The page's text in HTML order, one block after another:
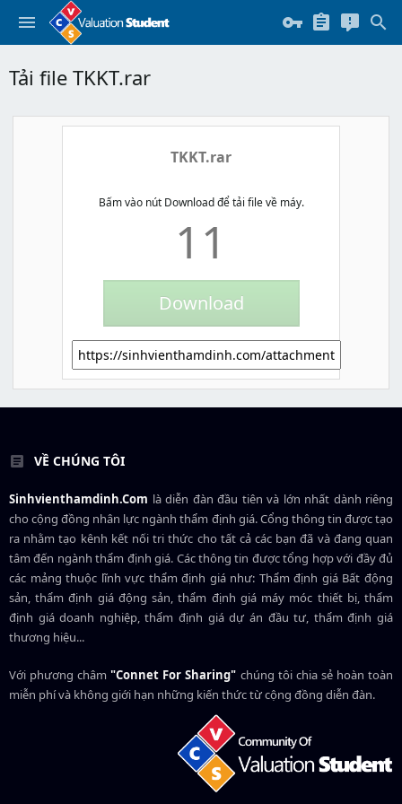
Tải file TKKT.rar
TKKT.rar
Bấm vào nút Download để tải file về máy.
11
VỀ CHÚNG TÔI
Sinhvienthamdinh.Com là diễn đàn đầu tiên và lớn nhất dành riêng
cho cộng đồng nhân lực ngànhthẩm định giá. Cổng thông tin được tạo
ra nhằm tạo kênh kết nối tri thức cho tất cả các bạn đã và đang quan
tâm đến ngành thẩm định giá. Các thông tin được tổng hợp với đầy đủ
các mảng thuộc lĩnh vực thẩm định giá như: Thẩm định giá Bất động
sản, thẩm định giá động sản, thẩm định giá máy móc thiết bị, thẩm
định giá doanh nghiệp, thẩm định giá dự án đầu tư, thẩm định giá
thương hiệu...
Với phương châm"Connet For Sharing" chúng tôi chia sẻ hoàn toàn
miễn phí và không giới hạn những kiến thức từ cộng đồng diễn đàn.